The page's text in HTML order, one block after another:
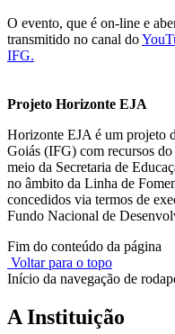
O evento, que é on-line e
transmitido no canal do
IFG.
Projeto Horizonte EJA
Horizonte EJA é um projeto
Goiás (IFG) com recursos
meio da Secretaria de
no âmbito da Linha de
concedidos via termos de
Fundo Nacional de
Fim do conteúdo da página
Voltar para o topo
Início da navegação de
A Instituição